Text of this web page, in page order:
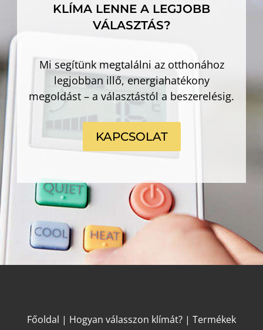
KLÍMA LENNE A LEGJOBB
VÁLASZTÁS?
Mi segítünk megtalálni az otthonához
legjobban illő, energiahatékony
megoldást – a választástól a beszerelésig.
KAPCSOLAT
Főoldal | Hogyan válasszon klímát?| Termékek